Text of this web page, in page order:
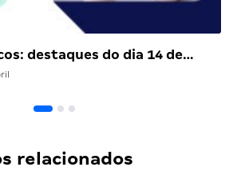
destaques do dia 14 de…
relacionados